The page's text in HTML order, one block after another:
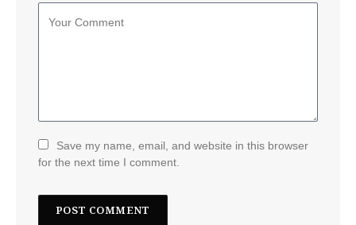
Save my name, email, and website in this browser
for the next time I comment.